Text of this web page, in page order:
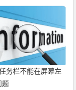
务栏不能在屏幕左
题